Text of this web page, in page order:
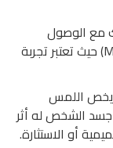
مع الوصول
للنشوة الجنسية (Massage with happy ending) حيث تعتبر تجربة
يخص اللمس
الشخص له أثر
أو الاستثارة.